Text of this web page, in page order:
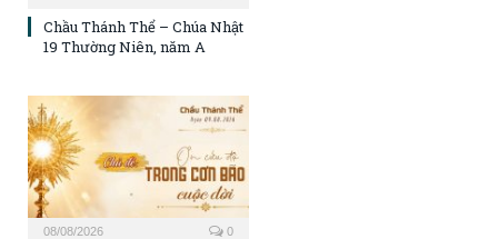
Chầu Thánh Thể – Chúa Nhật
19 Thường Niên, năm A
08/08/2026 0